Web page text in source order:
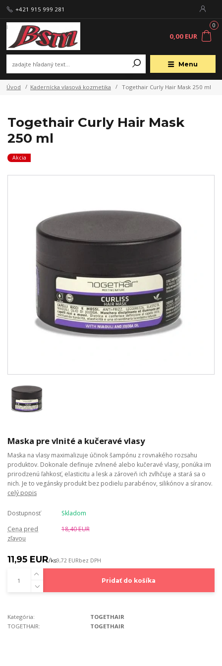
Menu
+421 915 999 281
0
0,00 EUR
Úvod Kadernícka vlasová kozmetika Togethair Curly Hair Mask 250 ml
Togethair Curly Hair Mask
250 ml
Akcia
Maska pre vlnité a kučeravé vlasy
Maska na vlasy maximalizuje účinok šampónu z rovnakého rozsahu
produktov. Dokonale definuje zvlnené alebo kučeravé vlasy, ponúka im
prirodzenú ľahkosť, elasticitu a lesk a zároveň ich zvlhčuje a stará sa o
nich. Je to vegánsky produkt bez podielu parabénov, silikónov a síranov.
celý popis
Dostupnosť
Skladom
Cena pred
zľavou
18,40 EUR
11,95 EUR/ks9,72 EURbez DPH
Pridať do košíka
Kategória:
TOGETHAIR
TOGETHAIR:
TOGETHAIR